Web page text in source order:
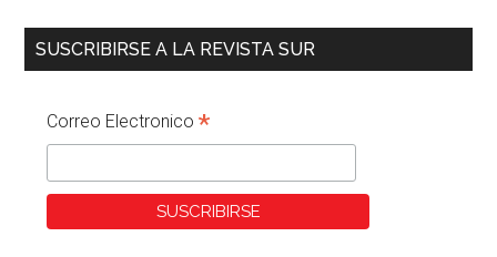
SUSCRIBIRSE A LA REVISTA SUR
Correo Electronico*